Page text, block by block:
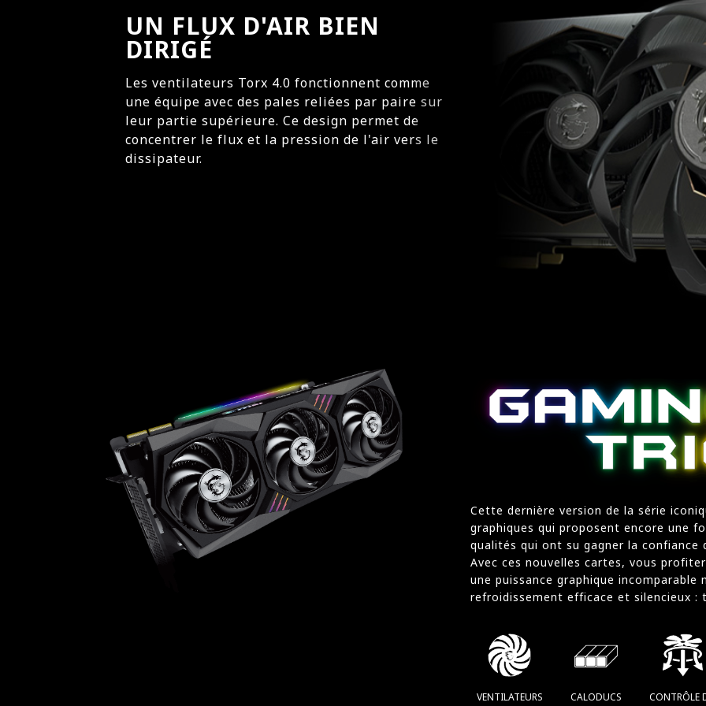
UN FLUX D'AIR BIEN
DIRIGÉ
Les ventilateurs Torx 4.0 fonctionnent comme
une équipe avec des pales reliées par paire sur
leur partie supérieure. Ce design permet de
concentrer le flux et la pression de l'air vers le
dissipateur.
Cette dernière version de la série
graphiques qui proposent encore une
qualités qui ont su gagner la confiance
Avec ces nouvelles cartes, vous
une puissance graphique incomparable
refroidissement efficace et silencieux :
VENTILATEURS
CALODUCS
CONTRÔLE